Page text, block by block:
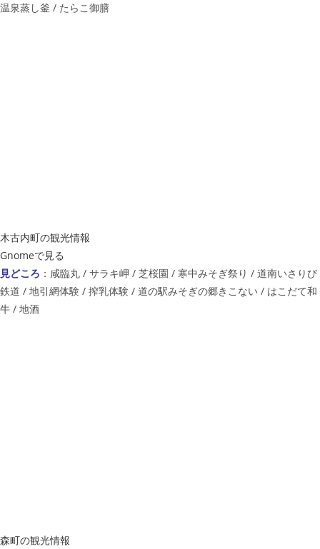
温泉蒸し釜 / たらこ御膳
木古内町の観光情報
Gnomeで見る
見どころ ：咸臨丸 / サラキ岬 / 芝桜園 / 寒中みそぎ祭り / 道南いさりび
鉄道 / 地引網体験 / 搾乳体験 / 道の駅みそぎの郷きこない / はこだて和
牛 / 地酒
森町の観光情報